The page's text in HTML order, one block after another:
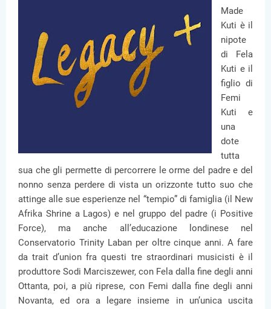
Made
Kuti è il
nipote
di Fela
Kuti e il
figlio di
Femi
Kuti e
una
dote
tutta
sua che gli permette di percorrere le orme del padre e del
nonno senza perdere di vista un orizzonte tutto suo che
attinge alle sue esperienze nel “tempio” di famiglia (il New
Afrika Shrine a Lagos) e nel gruppo del padre (i Positive
Force), ma anche all’educazione londinese nel
Conservatorio Trinity Laban per oltre cinque anni. A fare
da trait d’union fra questi tre straordinari musicisti è il
produttore Sodi Marciszewer, con Fela dalla fine degli anni
Ottanta, poi, a più riprese, con Femi dalla fine degli anni
Novanta, ed ora a legare insieme in un’unica uscita